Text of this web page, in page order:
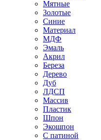
Мятные
Золотые
Синие
Материал
МДФ
Эмаль
Акрил
Береза
Дерево
Дуб
ЛДСП
Массив
Пластик
Шпон
Экошпон
С патиной